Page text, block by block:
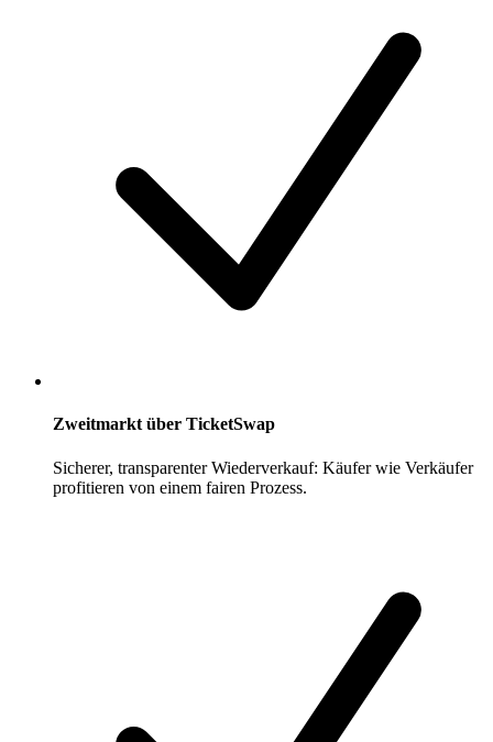
Zweitmarkt über TicketSwap
Sicherer, transparenter Wiederverkauf: Käufer wie Verkäufer
profitieren von einem fairen Prozess.